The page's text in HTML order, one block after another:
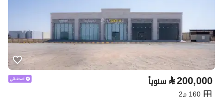
⃁200,000 سنوياً
160 م2